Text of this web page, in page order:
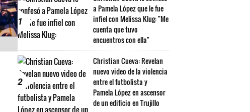
1
a Pamela López que le fue
infiel con Melissa Klug: "Me
cuenta que tuvo
encuentros con ella"
2
Christian Cueva: Revelan
nuevo video de la violencia
entre el futbolista y
Pamela López en ascensor
de un edificio en Trujillo